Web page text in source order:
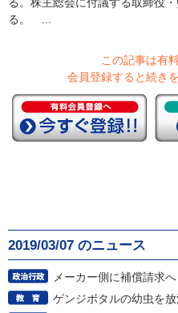
る。 ...
この記事は有
会員登録すると続き
2019/03/07 のニュース
メーカー側に補償請求へ
ゲンジボタルの幼虫を